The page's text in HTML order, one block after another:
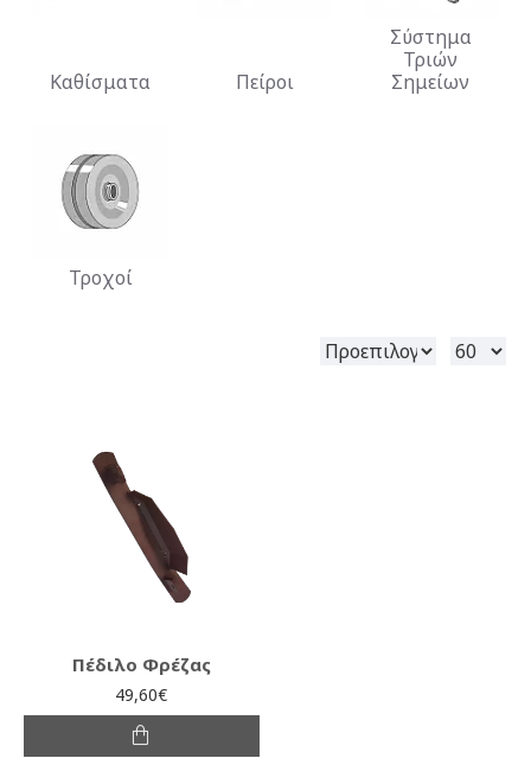
Καθίσματα Πείροι
Σύστημα
Τριών
Σημείων
Τροχοί
Πέδιλο Φρέζας
49,60€